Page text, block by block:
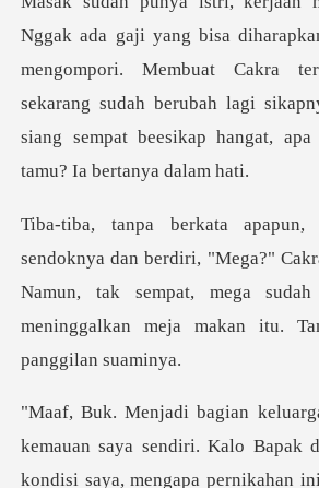
ada gaji yang bisa
mengompori. Membuat Cakra
sekarang sudah berub
"Mega?"
Namun, tak sempat, mega
kondisi saya, mengapa pernikahan